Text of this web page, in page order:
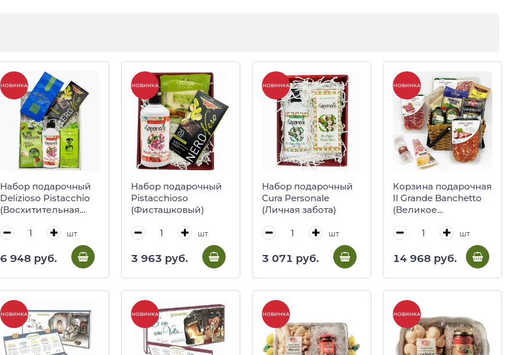
НОВИНКА
Набор подарочный
Delizioso Pistacchio
(Восхитительная
шт
6 948 руб.
НОВИНКА
Набор подарочный
Pistacchioso
(Фисташковый)
шт
3 963 руб.
НОВИНКА
Набор подарочный
Cura Personale
(Личная забота)
шт
3 071 руб.
НОВИНКА
Корзина подарочная
Il Grande Banchetto
(Великое
шт
14 968 руб.
НОВИНКА НОВИНКА НОВИНКА НОВИНКА